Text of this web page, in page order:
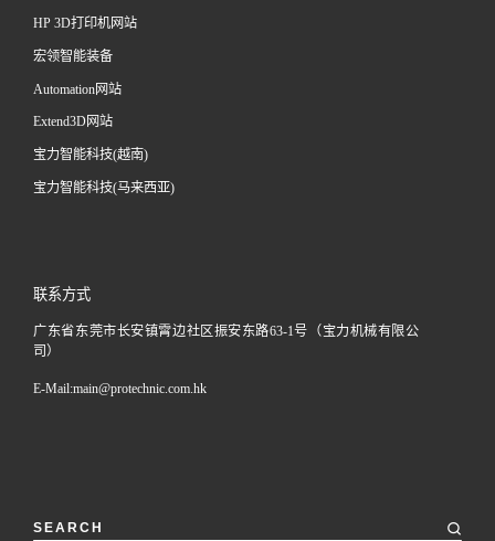
HP 3D打印机网站
宏领智能装备
Automation网站
Extend3D网站
宝力智能科技(越南)
宝力智能科技(马来西亚)
联系方式
广东省东莞市长安镇霄边社区振安东路63-1号（宝力机械有限公
司）
E-Mail:main@protechnic.com.hk
SEARCH